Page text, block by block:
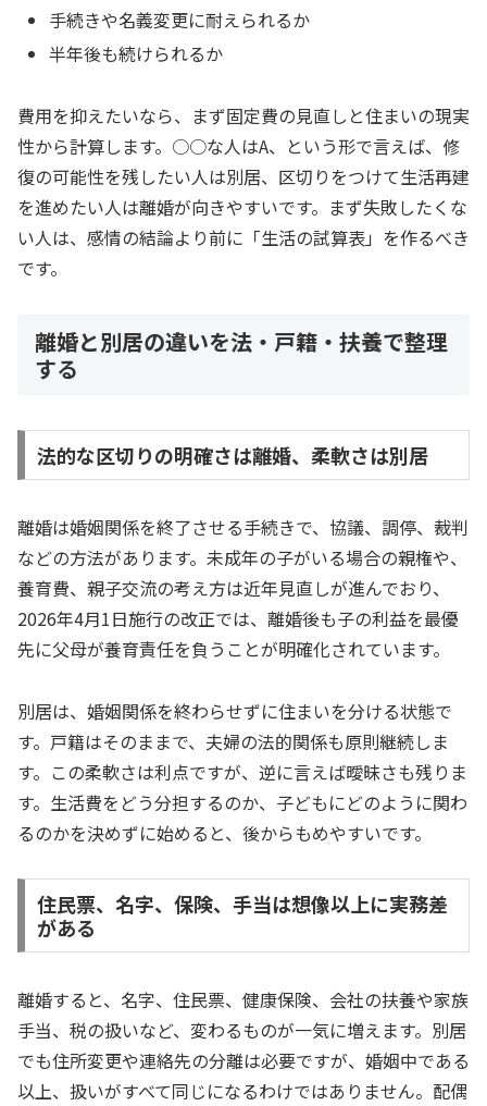
手続きや名義変更に耐えられるか
半年後も続けられるか
費用を抑えたいなら、まず固定費の見直しと住まいの現実
性から計算します。○○な人はA、という形で言えば、修
復の可能性を残したい人は別居、区切りをつけて生活再建
を進めたい人は離婚が向きやすいです。まず失敗したくな
い人は、感情の結論より前に「生活の試算表」を作るべき
です。
離婚と別居の違いを法・戸籍・扶養で整理
する
法的な区切りの明確さは離婚、柔軟さは別居
離婚は婚姻関係を終了させる手続きで、協議、調停、裁判
などの方法があります。未成年の子がいる場合の親権や、
養育費、親子交流の考え方は近年見直しが進んでおり、
2026年4月1日施行の改正では、離婚後も子の利益を最優
先に父母が養育責任を負うことが明確化されています。
別居は、婚姻関係を終わらせずに住まいを分ける状態で
す。戸籍はそのままで、夫婦の法的関係も原則継続しま
す。この柔軟さは利点ですが、逆に言えば曖昧さも残りま
す。生活費をどう分担するのか、子どもにどのように関わ
るのかを決めずに始めると、後からもめやすいです。
住民票、名字、保険、手当は想像以上に実務差
がある
離婚すると、名字、住民票、健康保険、会社の扶養や家族
手当、税の扱いなど、変わるものが一気に増えます。別居
でも住所変更や連絡先の分離は必要ですが、婚姻中である
以上、扱いがすべて同じになるわけではありません。配偶